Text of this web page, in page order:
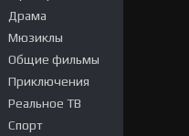
Драма
Мюзиклы
Общие фильмы
Приключения
Реальное ТВ
Спорт